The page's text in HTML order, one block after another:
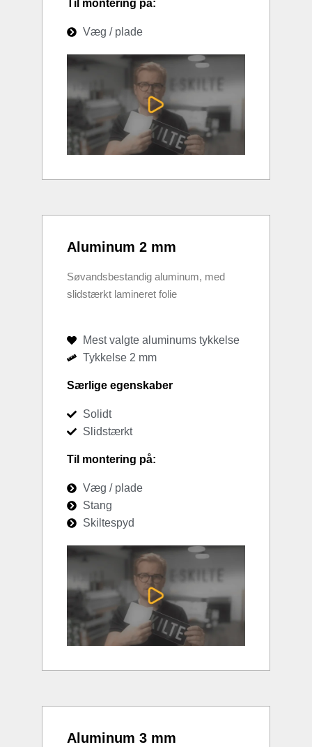
Til montering på:
Væg / plade
Aluminum 2 mm
Søvandsbestandig aluminum, med
slidstærkt lamineret folie
Mest valgte aluminums tykkelse
Tykkelse 2 mm
Særlige egenskaber
Solidt
Slidstærkt
Til montering på:
Væg / plade
Stang
Skiltespyd
Aluminum 3 mm